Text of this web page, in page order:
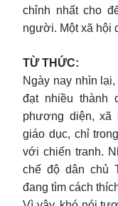
chỉnh nhất cho
người. Một xã hội
TỪ THỨC:
Ngày nay nhìn
đạt nhiều thành
phương diện, xã
giáo dục, chỉ
với chiến tranh.
chế độ dân chủ
đang tìm cách